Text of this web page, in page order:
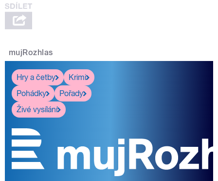
mujRozhlas
Hry a četby
Krimi
Pohádky
Pořady
Živé vysílání